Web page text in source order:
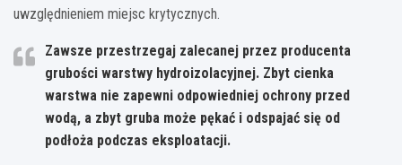
uwzględnieniem miejsc krytycznych.
Zawsze przestrzegaj zalecanej przez producenta
grubości warstwy hydroizolacyjnej. Zbyt cienka
warstwa nie zapewni odpowiedniej ochrony przed
wodą, a zbyt gruba może pękać i odspajać się od
podłoża podczas eksploatacji.